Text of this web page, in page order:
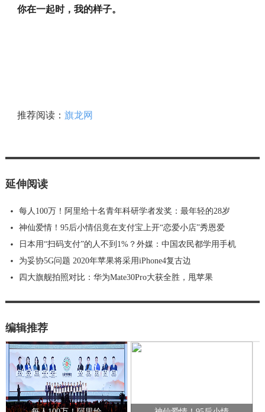
你在一起时，我的样子。
推荐阅读： 旗龙网
延伸阅读
每人100万！阿里给十名青年科研学者发奖：最年轻的28岁
神仙爱情！95后小情侣竟在支付宝上开“恋爱小店”秀恩爱
日本用“扫码支付”的人不到1%？外媒：中国农民都学用手机
为妥协5G问题 2020年苹果将采用iPhone4复古边
四大旗舰拍照对比：华为Mate30Pro大获全胜，甩苹果
编辑推荐